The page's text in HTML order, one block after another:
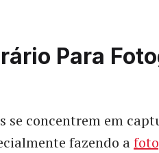
Para
se concentrem em
fazendo a